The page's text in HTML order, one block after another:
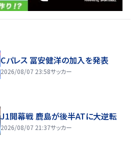
Cパレス 冨安健洋の加入を発表
2026/08/07 23:58サッカー
J1開幕戦 鹿島が後半ATに大逆転
2026/08/07 21:37サッカー